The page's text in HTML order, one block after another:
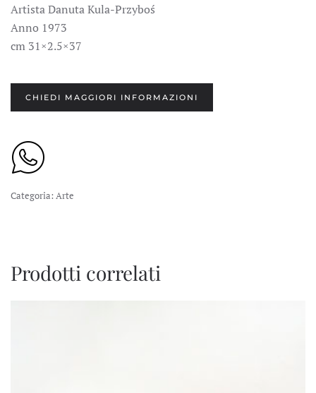
Artista Danuta Kula-Przyboś
Anno 1973
cm 31×2.5×37
CHIEDI MAGGIORI INFORMAZIONI
Categoria: Arte
Prodotti correlati